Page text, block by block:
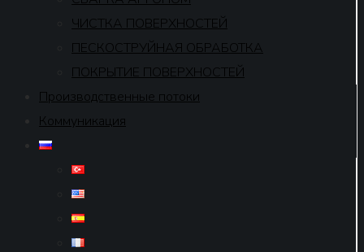
ЧИСТКА ПОВЕРХНОСТЕЙ
ПЕСКОСТРУЙНАЯ ОБРАБОТКА
ПОКРЫТИЕ ПОВЕРХНОСТЕЙ
Производственные потоки
Коммуникация